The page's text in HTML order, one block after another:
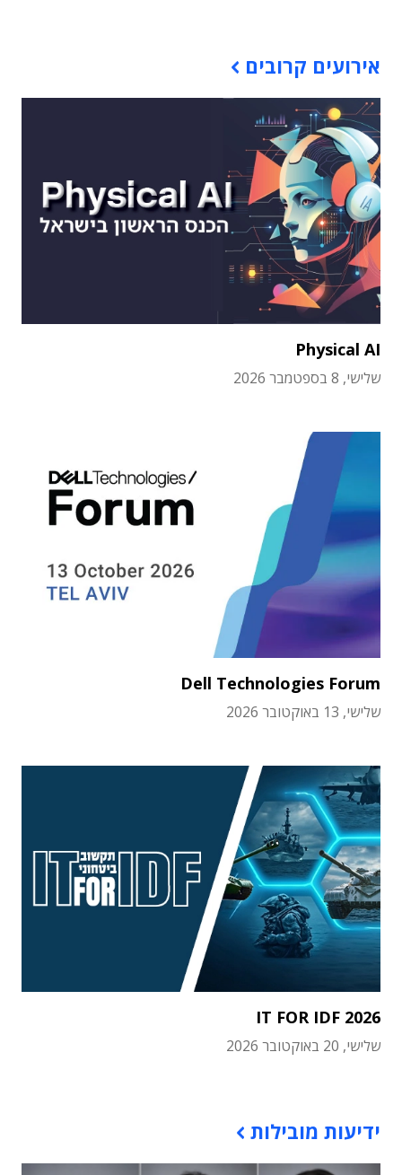
אירועים קרובים
Physical AI
שלישי, 8 בספטמבר 2026
Dell Technologies Forum
שלישי, 13 באוקטובר 2026
IT FOR IDF 2026
שלישי, 20 באוקטובר 2026
ידיעות מובילות